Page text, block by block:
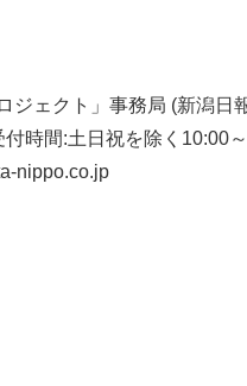
ジェクト」事務局 (新潟日
時間:土日祝を除く10:00
nippo.co.jp